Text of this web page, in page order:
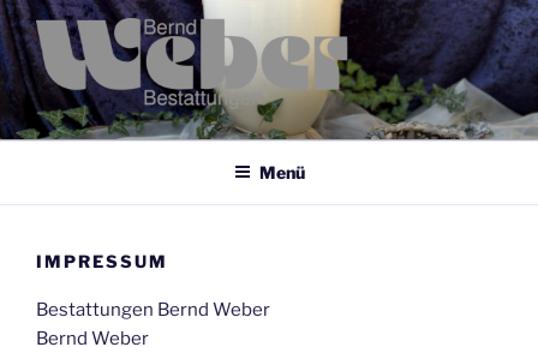
Zum
Inhalt
springen
Menü
IMPRESSUM
Bestattungen Bernd Weber
Bernd Weber